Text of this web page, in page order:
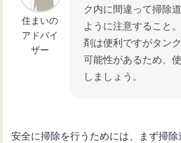
住まいの
アドバイ
ザー
ク内に間違って掃除
ように注意すること
剤は便利ですがタン
可能性があるため、
しましょう。
安全に掃除を行うためには、まず掃